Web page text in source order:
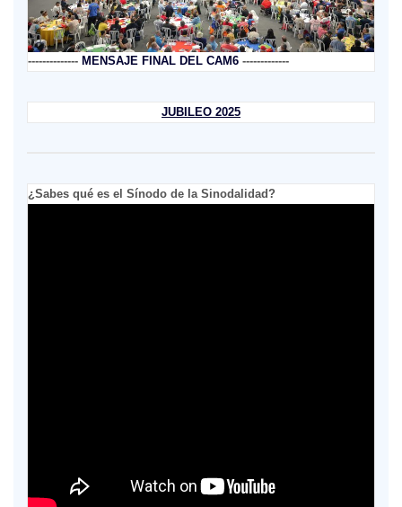
-------------- MENSAJE FINAL DEL CAM6 -------------
JUBILEO 2025
¿Sabes qué es el Sínodo de la Sinodalidad?